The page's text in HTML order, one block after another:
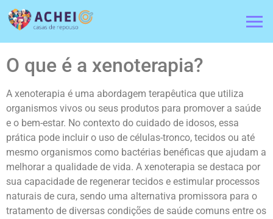
O que é a xenoterapia?
A xenoterapia é uma abordagem terapêutica que utiliza
organismos vivos ou seus produtos para promover a saúde
e o bem-estar. No contexto do cuidado de idosos, essa
prática pode incluir o uso de células-tronco, tecidos ou até
mesmo organismos como bactérias benéficas que ajudam a
melhorar a qualidade de vida. A xenoterapia se destaca por
sua capacidade de regenerar tecidos e estimular processos
naturais de cura, sendo uma alternativa promissora para o
tratamento de diversas condições de saúde comuns entre os